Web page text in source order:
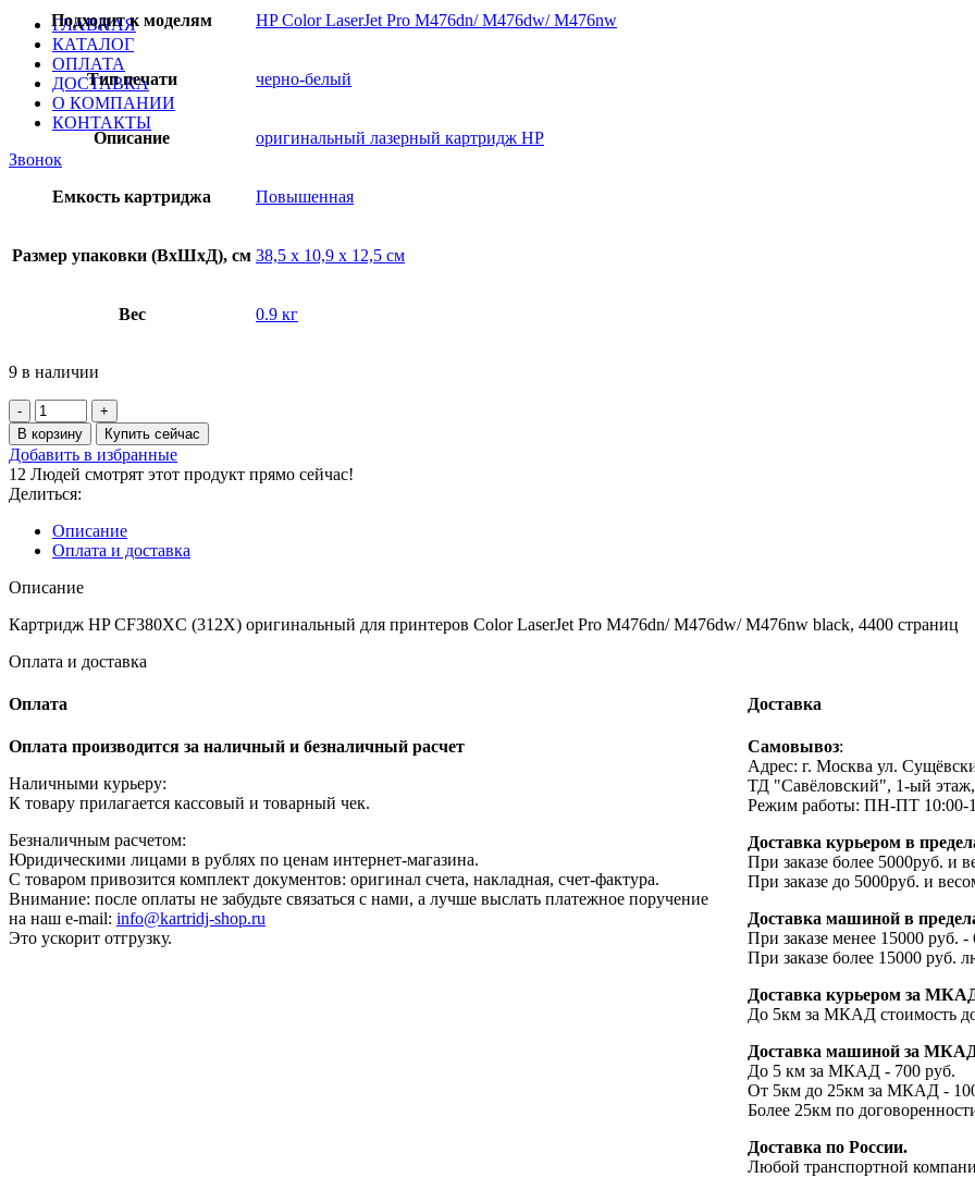
ГЛАВНАЯ
КАТАЛОГ
ОПЛАТА
ДОСТАВКА
О КОМПАНИИ
КОНТАКТЫ
Звонок
Подходит к моделям HP Color LaserJet Pro M476dn/ M476dw/ M476nw
Тип печати черно-белый
Описание оригинальный лазерный картридж HP
Емкость картриджа Повышенная
Размер упаковки (ВхШхД), см 38,5 x 10,9 x 12,5 см
Вес 0.9 кг
9 в наличии
Количество
товара
Картридж
HP
CF380XC
(312X)
оригинальный
для
принтеров
Color
Pro
M476dw/
black,
страниц
В корзину Купить сейчас
Добавить в избранные
12 Людей смотрят этот продукт прямо сейчас!
Делиться:
Описание
Оплата и доставка
Описание
Картридж HP CF380XC (312X) оригинальный для принтеров Color LaserJet Pro M476dn/ M476dw/ M476nw black, 4400 страниц
Оплата и доставка
Оплата
Оплата производится за наличный и безналичный расчет
Наличными курьеру:
К товару прилагается кассовый и товарный чек.
Безналичным расчетом:
Юридическими лицами в рублях по ценам интернет-магазина.
С товаром привозится комплект документов: оригинал счета, накладная, счет-фактура.
Внимание: после оплаты не забудьте связаться с нами, а лучше выслать платежное поручение
на наш e-mail: info@kartridj-shop.ru
Это ускорит отгрузку.
Доставка
Cамовывоз:
Адрес: г. Москва ул.
ТД "Савёловский", 1-ый этаж,
Режим работы: ПН-ПТ 10:00-
Доставка курьером в
При заказе более 5000руб. и
При заказе до 5000руб. и
Доставка машиной в
При заказе менее 15000 руб. -
При заказе более 15000 руб.
Доставка курьером за
До 5км за МКАД стоимость
Доставка машиной за МКАД
До 5 км за МКАД - 700 руб.
От 5км до 25км за МКАД -
Более 25км по
Доставка по России.
Любой транспортной